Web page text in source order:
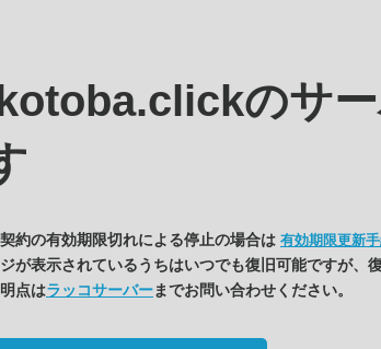
のサ
約の有効期限切れによる停止の場合は 有効期限更新
が表示されているうちはいつでも復旧可能ですが、
点はラッコサーバーまでお問い合わせください。